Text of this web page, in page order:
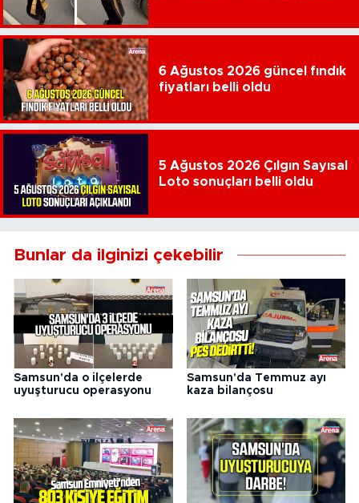
6 Ağustos 2026 güncel fındık
fiyatları belli oldu
5 Ağustos 2026 Çılgın Sayısal
Loto sonuçları belli oldu
Bunlar da ilginizi çekebilir
Samsun'da o ilçelerde
uyuşturucu operasyonu
Samsun'da Temmuz ayı
kaza bilançosu